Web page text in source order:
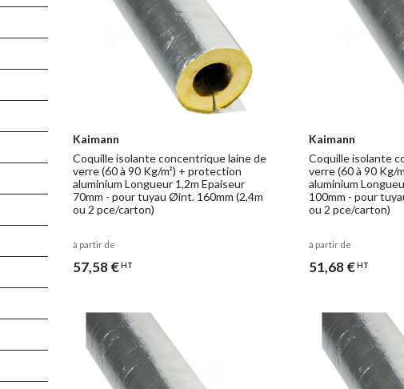
Kaimann
Coquille isolante concentrique laine de
verre (60 à 90 Kg/m²) + protection
aluminium Longueur 1,2m Epaiseur
70mm - pour tuyau Øint. 160mm (2,4m
ou 2 pce/carton)
à partir de
57,58 €HT
Kaimann
Coquille isolante
verre (60 à 90 Kg/
aluminium
100mm - pour
ou 2 pce/carton)
à partir de
51,68 €HT